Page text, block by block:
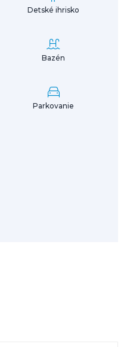
Detské ihrisko
Bazén
Parkovanie